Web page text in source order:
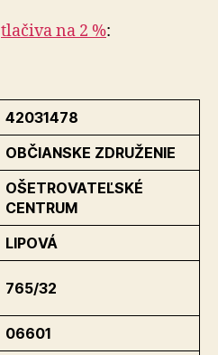
tlačiva na 2 %:
42031478
OBČIANSKE ZDRUŽENIE
OŠETROVATEĽSKÉ
CENTRUM
LIPOVÁ
765/32
06601